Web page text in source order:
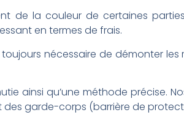
de la couleur de certaines
en termes de frais.
toujours nécessaire de démonter
ainsi qu’une méthode précise.
des garde-corps (barrière de